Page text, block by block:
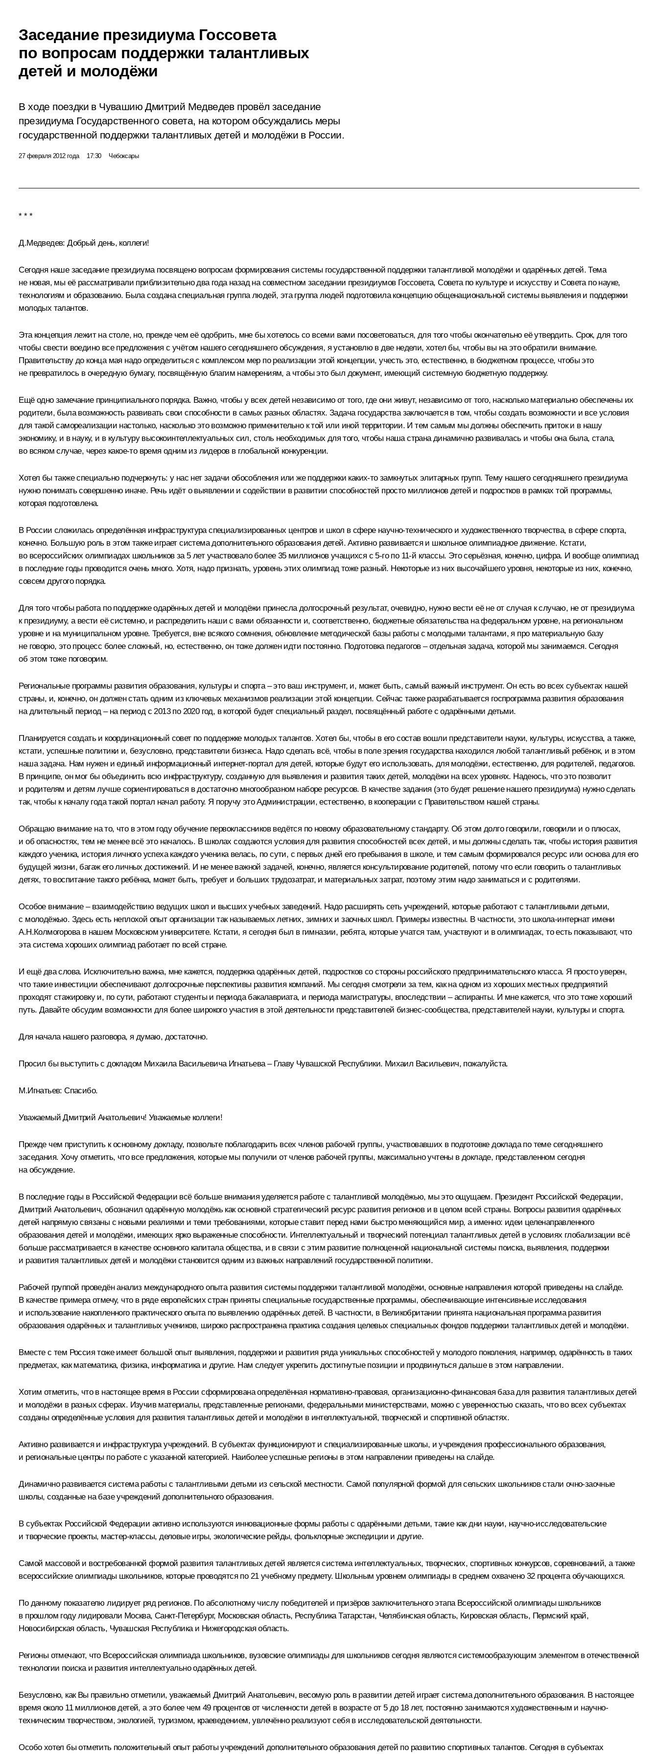
Заседание президиума Госсовета
по вопросам поддержки талантливых
детей и молодёжи
В ходе поездки в Чувашию Дмитрий Медведев провёл заседание
президиума Государственного совета, на котором обсуждались меры
государственной поддержки талантливых детей и молодёжи в России.
27 февраля 2012 года 17:30 Чебоксары
* * *
Д.Медведев: Добрый день, коллеги!
Сегодня наше заседание президиума посвящено вопросам формирования системы государственной поддержки талантливой молодёжи и одарённых детей. Тема
не новая, мы её рассматривали приблизительно два года назад на совместном заседании президиумов Госсовета, Совета по культуре и искусству и Совета по науке,
технологиям и образованию. Была создана специальная группа людей, эта группа людей подготовила концепцию общенациональной системы выявления и поддержки
молодых талантов.
Эта концепция лежит на столе, но, прежде чем её одобрить, мне бы хотелось со всеми вами посоветоваться, для того чтобы окончательно её утвердить. Срок, для того
чтобы свести воедино все предложения с учётом нашего сегодняшнего обсуждения, я установлю в две недели, хотел бы, чтобы вы на это обратили внимание.
Правительству до конца мая надо определиться с комплексом мер по реализации этой концепции, учесть это, естественно, в бюджетном процессе, чтобы это
не превратилось в очередную бумагу, посвящённую благим намерениям, а чтобы это был документ, имеющий системную бюджетную поддержку.
Ещё одно замечание принципиального порядка. Важно, чтобы у всех детей независимо от того, где они живут, независимо от того, насколько материально обеспечены их
родители, была возможность развивать свои способности в самых разных областях. Задача государства заключается в том, чтобы создать возможности и все условия
для такой самореализации настолько, насколько это возможно применительно к той или иной территории. И тем самым мы должны обеспечить приток и в нашу
экономику, и в науку, и в культуру высокоинтеллектуальных сил, столь необходимых для того, чтобы наша страна динамично развивалась и чтобы она была, стала,
во всяком случае, через какое‑то время одним из лидеров в глобальной конкуренции.
Хотел бы также специально подчеркнуть: у нас нет задачи обособления или же поддержки каких‑то замкнутых элитарных групп. Тему нашего сегодняшнего президиума
нужно понимать совершенно иначе. Речь идёт о выявлении и содействии в развитии способностей просто миллионов детей и подростков в рамках той программы,
которая подготовлена.
В России сложилась определённая инфраструктура специализированных центров и школ в сфере научно-технического и художественного творчества, в сфере спорта,
конечно. Большую роль в этом также играет система дополнительного образования детей. Активно развивается и школьное олимпиадное движение. Кстати,
во всероссийских олимпиадах школьников за 5 лет участвовало более 35 миллионов учащихся с 5-го по 11-й классы. Это серьёзная, конечно, цифра. И вообще олимпиад
в последние годы проводится очень много. Хотя, надо признать, уровень этих олимпиад тоже разный. Некоторые из них высочайшего уровня, некоторые из них, конечно,
совсем другого порядка.
Для того чтобы работа по поддержке одарённых детей и молодёжи принесла долгосрочный результат, очевидно, нужно вести её не от случая к случаю, не от президиума
к президиуму, а вести её системно, и распределить наши с вами обязанности и, соответственно, бюджетные обязательства на федеральном уровне, на региональном
уровне и на муниципальном уровне. Требуется, вне всякого сомнения, обновление методической базы работы с молодыми талантами, я про материальную базу
не говорю, это процесс более сложный, но, естественно, он тоже должен идти постоянно. Подготовка педагогов – отдельная задача, которой мы занимаемся. Сегодня
об этом тоже поговорим.
Региональные программы развития образования, культуры и спорта – это ваш инструмент, и, может быть, самый важный инструмент. Он есть во всех субъектах нашей
страны, и, конечно, он должен стать одним из ключевых механизмов реализации этой концепции. Сейчас также разрабатывается госпрограмма развития образования
на длительный период – на период с 2013 по 2020 год, в которой будет специальный раздел, посвящённый работе с одарёнными детьми.
Планируется создать и координационный совет по поддержке молодых талантов. Хотел бы, чтобы в его состав вошли представители науки, культуры, искусства, а также,
кстати, успешные политики и, безусловно, представители бизнеса. Надо сделать всё, чтобы в поле зрения государства находился любой талантливый ребёнок, и в этом
наша задача. Нам нужен и единый информационный интернет-портал для детей, которые будут его использовать, для молодёжи, естественно, для родителей, педагогов.
В принципе, он мог бы объединить всю инфраструктуру, созданную для выявления и развития таких детей, молодёжи на всех уровнях. Надеюсь, что это позволит
и родителям и детям лучше сориентироваться в достаточно многообразном наборе ресурсов. В качестве задания (это будет решение нашего президиума) нужно сделать
так, чтобы к началу года такой портал начал работу. Я поручу это Администрации, естественно, в кооперации с Правительством нашей страны.
Обращаю внимание на то, что в этом году обучение первоклассников ведётся по новому образовательному стандарту. Об этом долго говорили, говорили и о плюсах,
и об опасностях, тем не менее всё это началось. В школах создаются условия для развития способностей всех детей, и мы должны сделать так, чтобы история развития
каждого ученика, история личного успеха каждого ученика велась, по сути, с первых дней его пребывания в школе, и тем самым формировался ресурс или основа для его
будущей жизни, багаж его личных достижений. И не менее важной задачей, конечно, является консультирование родителей, потому что если говорить о талантливых
детях, то воспитание такого ребёнка, может быть, требует и больших трудозатрат, и материальных затрат, поэтому этим надо заниматься и с родителями.
Особое внимание – взаимодействию ведущих школ и высших учебных заведений. Надо расширять сеть учреждений, которые работают с талантливыми детьми,
с молодёжью. Здесь есть неплохой опыт организации так называемых летних, зимних и заочных школ. Примеры известны. В частности, это школа-интернат имени
А.Н.Колмогорова в нашем Московском университете. Кстати, я сегодня был в гимназии, ребята, которые учатся там, участвуют и в олимпиадах, то есть показывают, что
эта система хороших олимпиад работает по всей стране.
И ещё два слова. Исключительно важна, мне кажется, поддержка одарённых детей, подростков со стороны российского предпринимательского класса. Я просто уверен,
что такие инвестиции обеспечивают долгосрочные перспективы развития компаний. Мы сегодня смотрели за тем, как на одном из хороших местных предприятий
проходят стажировку и, по сути, работают студенты и периода бакалавриата, и периода магистратуры, впоследствии – аспиранты. И мне кажется, что это тоже хороший
путь. Давайте обсудим возможности для более широкого участия в этой деятельности представителей бизнес-сообщества, представителей науки, культуры и спорта.
Для начала нашего разговора, я думаю, достаточно.
Просил бы выступить с докладом Михаила Васильевича Игнатьева – Главу Чувашской Республики. Михаил Васильевич, пожалуйста.
М.Игнатьев:Спасибо.
Уважаемый Дмитрий Анатольевич! Уважаемые коллеги!
Прежде чем приступить к основному докладу, позвольте поблагодарить всех членов рабочей группы, участвовавших в подготовке доклада по теме сегодняшнего
заседания. Хочу отметить, что все предложения, которые мы получили от членов рабочей группы, максимально учтены в докладе, представленном сегодня
на обсуждение.
В последние годы в Российской Федерации всё больше внимания уделяется работе с талантливой молодёжью, мы это ощущаем. Президент Российской Федерации,
Дмитрий Анатольевич, обозначил одарённую молодёжь как основной стратегический ресурс развития регионов и в целом всей страны. Вопросы развития одарённых
детей напрямую связаны с новыми реалиями и теми требованиями, которые ставит перед нами быстро меняющийся мир, а именно: идеи целенаправленного
образования детей и молодёжи, имеющих ярко выраженные способности. Интеллектуальный и творческий потенциал талантливых детей в условиях глобализации всё
больше рассматривается в качестве основного капитала общества, и в связи с этим развитие полноценной национальной системы поиска, выявления, поддержки
и развития талантливых детей и молодёжи становится одним из важных направлений государственной политики.
Рабочей группой проведён анализ международного опыта развития системы поддержки талантливой молодёжи, основные направления которой приведены на слайде.
В качестве примера отмечу, что в ряде европейских стран приняты специальные государственные программы, обеспечивающие интенсивные исследования
и использование накопленного практического опыта по выявлению одарённых детей. В частности, в Великобритании принята национальная программа развития
образования одарённых и талантливых учеников, широко распространена практика создания целевых специальных фондов поддержки талантливых детей и молодёжи.
Вместе с тем Россия тоже имеет большой опыт выявления, поддержки и развития ряда уникальных способностей у молодого поколения, например, одарённость в таких
предметах, как математика, физика, информатика и другие. Нам следует укрепить достигнутые позиции и продвинуться дальше в этом направлении.
Хотим отметить, что в настоящее время в России сформирована определённая нормативно-правовая, организационно-финансовая база для развития талантливых детей
и молодёжи в разных сферах. Изучив материалы, представленные регионами, федеральными министерствами, можно с уверенностью сказать, что во всех субъектах
созданы определённые условия для развития талантливых детей и молодёжи в интеллектуальной, творческой и спортивной областях.
Активно развивается и инфраструктура учреждений. В субъектах функционируют и специализированные школы, и учреждения профессионального образования,
и региональные центры по работе с указанной категорией. Наиболее успешные регионы в этом направлении приведены на слайде.
Динамично развивается система работы с талантливыми детьми из сельской местности. Самой популярной формой для сельских школьников стали очно-заочные
школы, созданные на базе учреждений дополнительного образования.
В субъектах Российской Федерации активно используются инновационные формы работы с одарёнными детьми, такие как дни науки, научно-исследовательские
и творческие проекты, мастер-классы, деловые игры, экологические рейды, фольклорные экспедиции и другие.
Самой массовой и востребованной формой развития талантливых детей является система интеллектуальных, творческих, спортивных конкурсов, соревнований, а также
всероссийские олимпиады школьников, которые проводятся по 21 учебному предмету. Школьным уровнем олимпиады в среднем охвачено 32 процента обучающихся.
По данному показателю лидирует ряд регионов. По абсолютному числу победителей и призёров заключительного этапа Всероссийской олимпиады школьников
в прошлом году лидировали Москва, Санкт-Петербург, Московская область, Республика Татарстан, Челябинская область, Кировская область, Пермский край,
Новосибирская область, Чувашская Республика и Нижегородская область.
Регионы отмечают, что Всероссийская олимпиада школьников, вузовские олимпиады для школьников сегодня являются системообразующим элементом в отечественной
технологии поиска и развития интеллектуально одарённых детей.
Безусловно, как Вы правильно отметили, уважаемый Дмитрий Анатольевич, весомую роль в развитии детей играет система дополнительного образования. В настоящее
время около 11 миллионов детей, а это более чем 49 процентов от численности детей в возрасте от 5 до 18 лет, постоянно занимаются художественным и научно-
техническим творчеством, экологией, туризмом, краеведением, увлечённо реализуют себя в исследовательской деятельности.
Особо хотел бы отметить положительный опыт работы учреждений дополнительного образования детей по развитию спортивных талантов. Сегодня в субъектах